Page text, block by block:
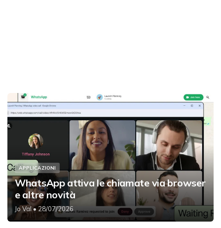
APPLICAZIONI
WhatsApp attiva le chiamate via browser
e altre novità
Jo Val• 28/07/2026